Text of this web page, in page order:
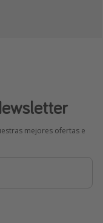
mejores ofertas e